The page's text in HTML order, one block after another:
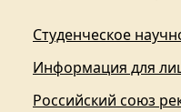
Студенческое
Информация для
Российский союз